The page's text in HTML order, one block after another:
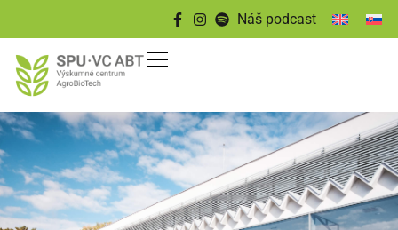
Náš podcast